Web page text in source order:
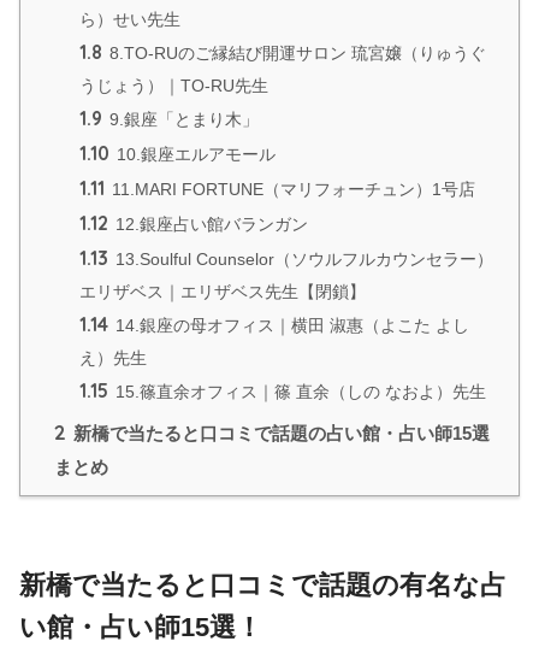
ら）せい先生
1.8 8.TO-RUのご縁結び開運サロン 琉宮嬢（りゅうぐ
うじょう）｜TO-RU先生
1.9 9.銀座「とまり木」
1.10 10.銀座エルアモール
1.11 11.MARI FORTUNE（マリフォーチュン）1号店
1.12 12.銀座占い館バランガン
1.13 13.Soulful Counselor（ソウルフルカウンセラー）
エリザベス｜エリザベス先生【閉鎖】
1.14 14.銀座の母オフィス｜横田 淑惠（よこた よし
え）先生
1.15 15.篠直余オフィス｜篠 直余（しの なおよ）先生
2 新橋で当たると口コミで話題の占い館・占い師15選
まとめ
新橋で当たると口コミで話題の有名な占
い館・占い師15選！